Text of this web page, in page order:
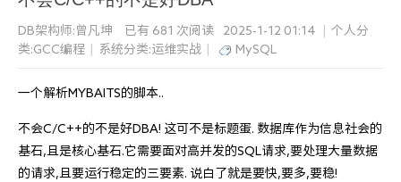
DB架构师:曾凡坤 已有 681 次阅读 2025-1-12 01:14
个人分
类:GCC编程 系统分类:运维实战 MySQL
一个解析MYBAITS的脚本..
不会C/C++的不是好DBA! 这可不是标题蛋. 数据库作为信息社会的
基石,且是核心基石.它需要面对高并发的SQL请求,要处理大量数据
的请求,且要运行稳定的三要素. 说白了就是要快,要多,要稳!